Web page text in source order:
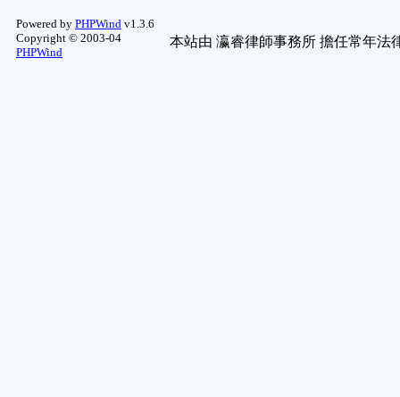
Powered by PHPWind v1.3.6
Copyright © 2003-04
PHPWind
本站由 瀛睿律師事務所 擔任常年法